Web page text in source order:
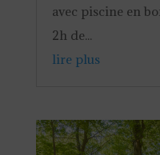
avec piscine en
2h de...
lire plus